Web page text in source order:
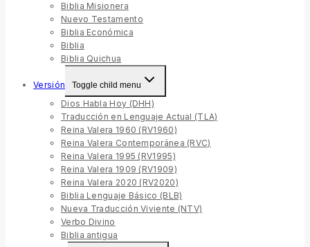
Biblia Misionera
Nuevo Testamento
Biblia Económica
Biblia
Biblia Quichua
Versión Toggle child menu
Dios Habla Hoy (DHH)
Traducción en Lenguaje Actual (TLA)
Reina Valera 1960 (RV1960)
Reina Valera Contemporánea (RVC)
Reina Valera 1995 (RV1995)
Reina Valera 1909 (RV1909)
Reina Valera 2020 (RV2020)
Biblia Lenguaje Básico (BLB)
Nueva Traducción Viviente (NTV)
Verbo Divino
Biblia antigua